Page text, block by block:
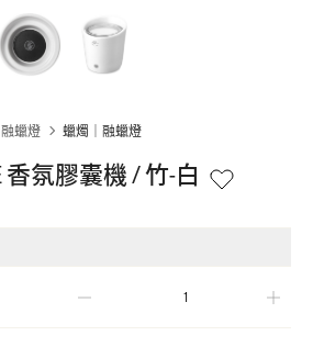
蠟燈 蠟燭｜融蠟燈
香氛膠囊機 / 竹-白